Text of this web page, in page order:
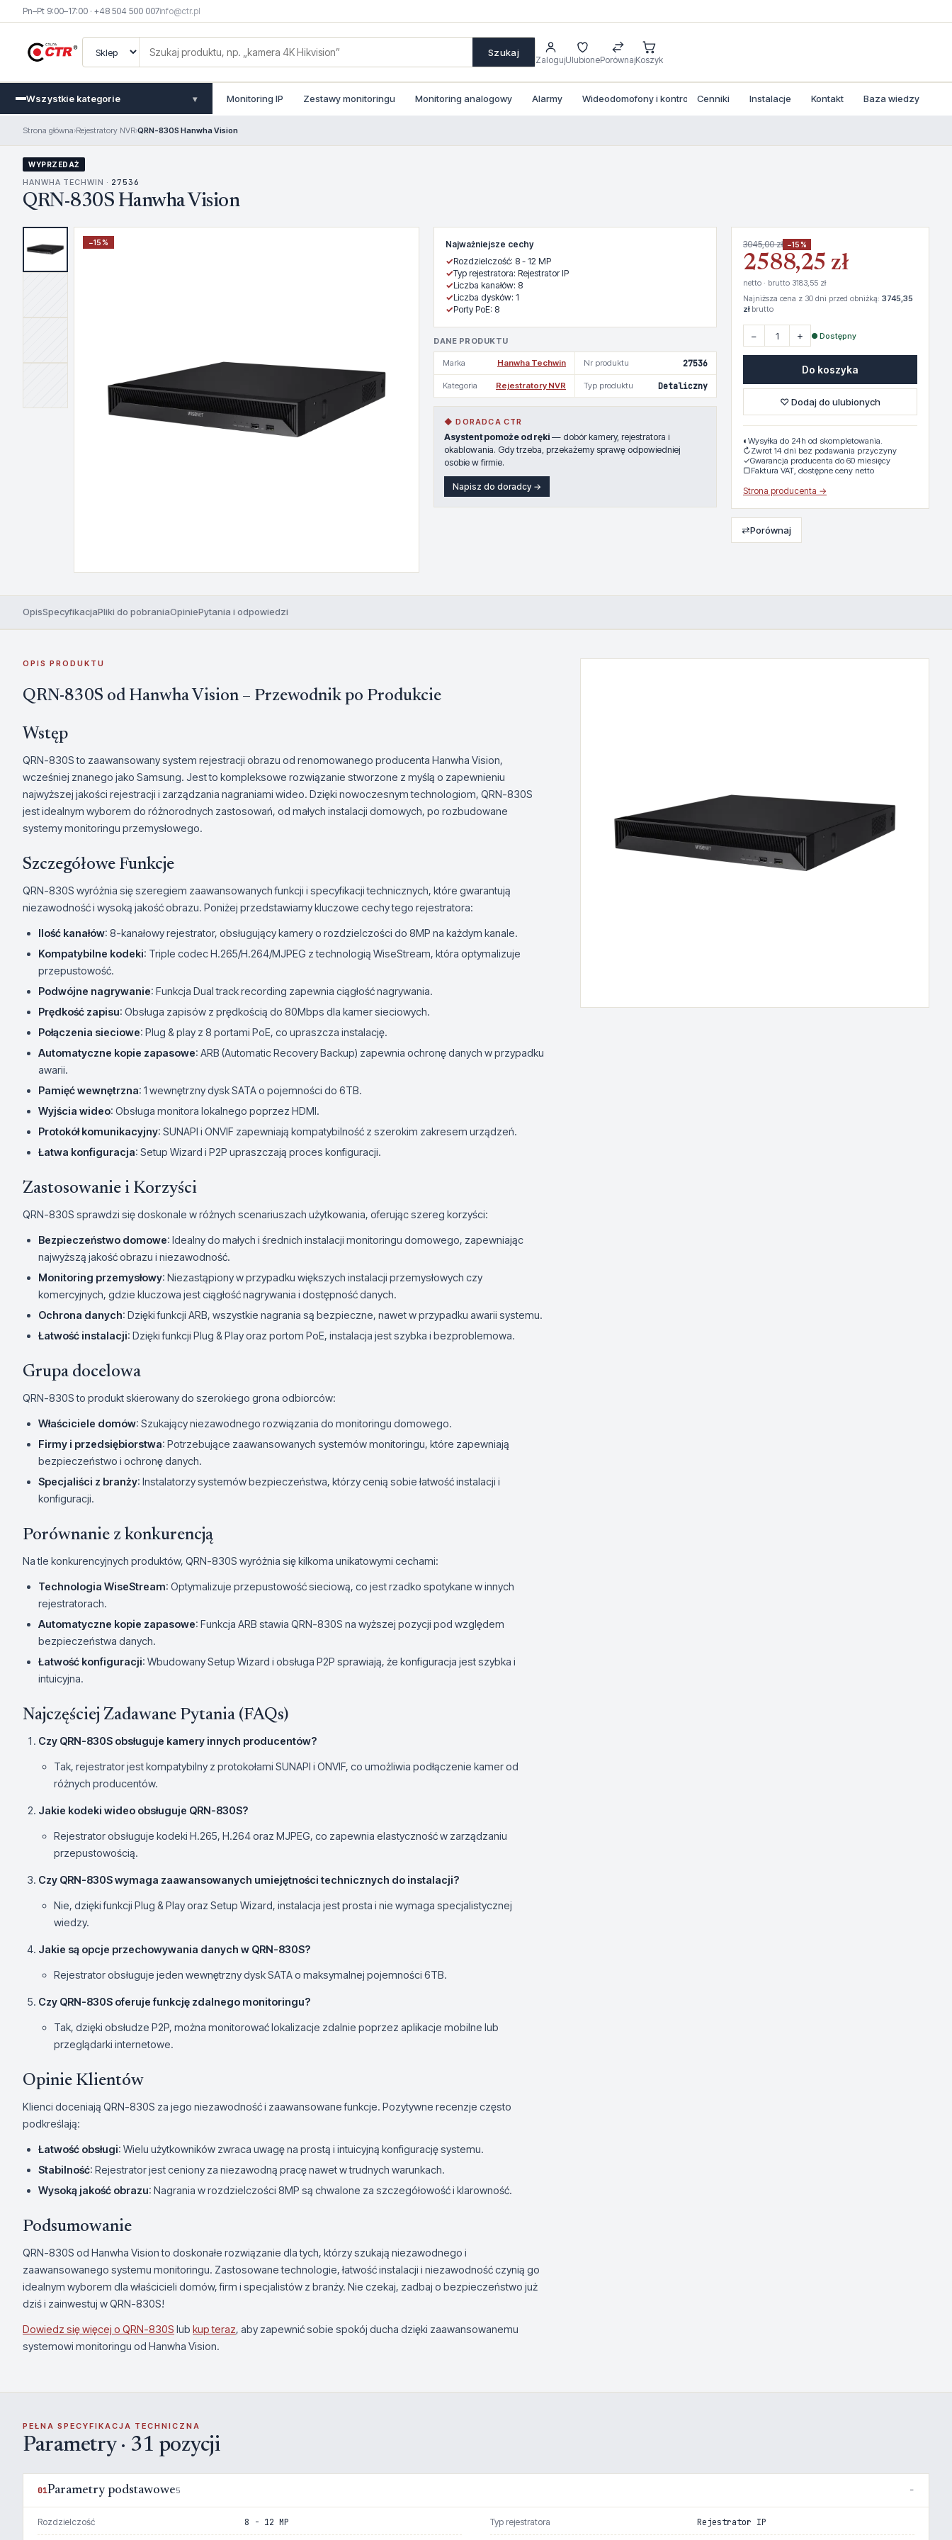
Pn–Pt 9:00–17:00 · +48 504 500 007info@ctr.pl
Szukaj
ZalogujUlubionePorównajKoszyk
Wszystkie kategorie ▾ Monitoring IP Zestawy monitoringu Monitoring analogowy Alarmy Wideodomofony i kontrola dostepu
Cenniki Instalacje Kontakt Baza wiedzy
Strona główna›Rejestratory NVR›QRN-830S Hanwha Vision
WYPRZEDAŻ
HANWHA TECHWIN · 27536
QRN-830S Hanwha Vision
−15%
Najważniejsze cechy
✓Rozdzielczość: 8 - 12 MP
✓Typ rejestratora: Rejestrator IP
✓Liczba kanałów: 8
✓Liczba dysków: 1
✓Porty PoE: 8
DANE PRODUKTU
Marka Hanwha Techwin Nr produktu 27536
Kategoria Rejestratory NVR Typ produktu Detaliczny
◆ DORADCA CTR
Asystent pomoże od ręki — dobór kamery, rejestratora i
okablowania. Gdy trzeba, przekażemy sprawę odpowiedniej
osobie w firmie.
Napisz do doradcy →
3045,00 zł −15%
2588,25 zł
netto · brutto 3183,55 zł
Najniższa cena z 30 dni przed obniżką: 3745,35
złbrutto
− + ● Dostępny
Do koszyka
♡ Dodaj do ulubionych
◐ Wysyłka do 24h od skompletowania.
↻Zwrot 14 dni bez podawania przyczyny
✓Gwarancja producenta do 60 miesięcy
▢Faktura VAT, dostępne ceny netto
Strona producenta →
⇄Porównaj
OpisSpecyfikacjaPliki do pobraniaOpiniePytania i odpowiedzi
OPIS PRODUKTU
QRN-830S od Hanwha Vision – Przewodnik po Produkcie
Wstęp
QRN-830S to zaawansowany system rejestracji obrazu od renomowanego producenta Hanwha Vision,
wcześniej znanego jako Samsung. Jest to kompleksowe rozwiązanie stworzone z myślą o zapewnieniu
najwyższej jakości rejestracji i zarządzania nagraniami wideo. Dzięki nowoczesnym technologiom, QRN-830S
jest idealnym wyborem do różnorodnych zastosowań, od małych instalacji domowych, po rozbudowane
systemy monitoringu przemysłowego.
Szczegółowe Funkcje
QRN-830S wyróżnia się szeregiem zaawansowanych funkcji i specyfikacji technicznych, które gwarantują
niezawodność i wysoką jakość obrazu. Poniżej przedstawiamy kluczowe cechy tego rejestratora:
Ilość kanałów: 8-kanałowy rejestrator, obsługujący kamery o rozdzielczości do 8MP na każdym kanale.
Kompatybilne kodeki: Triple codec H.265/H.264/MJPEG z technologią WiseStream, która optymalizuje
przepustowość.
Podwójne nagrywanie: Funkcja Dual track recording zapewnia ciągłość nagrywania.
Prędkość zapisu: Obsługa zapisów z prędkością do 80Mbps dla kamer sieciowych.
Połączenia sieciowe: Plug & play z 8 portami PoE, co upraszcza instalację.
Automatyczne kopie zapasowe: ARB (Automatic Recovery Backup) zapewnia ochronę danych w przypadku
awarii.
Pamięć wewnętrzna: 1 wewnętrzny dysk SATA o pojemności do 6TB.
Wyjścia wideo: Obsługa monitora lokalnego poprzez HDMI.
Protokół komunikacyjny: SUNAPI i ONVIF zapewniają kompatybilność z szerokim zakresem urządzeń.
Łatwa konfiguracja: Setup Wizard i P2P upraszczają proces konfiguracji.
Zastosowanie i Korzyści
QRN-830S sprawdzi się doskonale w różnych scenariuszach użytkowania, oferując szereg korzyści:
Bezpieczeństwo domowe: Idealny do małych i średnich instalacji monitoringu domowego, zapewniając
najwyższą jakość obrazu i niezawodność.
Monitoring przemysłowy: Niezastąpiony w przypadku większych instalacji przemysłowych czy
komercyjnych, gdzie kluczowa jest ciągłość nagrywania i dostępność danych.
Ochrona danych: Dzięki funkcji ARB, wszystkie nagrania są bezpieczne, nawet w przypadku awarii systemu.
Łatwość instalacji: Dzięki funkcji Plug & Play oraz portom PoE, instalacja jest szybka i bezproblemowa.
Grupa docelowa
QRN-830S to produkt skierowany do szerokiego grona odbiorców:
Właściciele domów: Szukający niezawodnego rozwiązania do monitoringu domowego.
Firmy i przedsiębiorstwa: Potrzebujące zaawansowanych systemów monitoringu, które zapewniają
bezpieczeństwo i ochronę danych.
Specjaliści z branży: Instalatorzy systemów bezpieczeństwa, którzy cenią sobie łatwość instalacji i
konfiguracji.
Porównanie z konkurencją
Na tle konkurencyjnych produktów, QRN-830S wyróżnia się kilkoma unikatowymi cechami:
Technologia WiseStream: Optymalizuje przepustowość sieciową, co jest rzadko spotykane w innych
rejestratorach.
Automatyczne kopie zapasowe: Funkcja ARB stawia QRN-830S na wyższej pozycji pod względem
bezpieczeństwa danych.
Łatwość konfiguracji: Wbudowany Setup Wizard i obsługa P2P sprawiają, że konfiguracja jest szybka i
intuicyjna.
Najczęściej Zadawane Pytania (FAQs)
Czy QRN-830S obsługuje kamery innych producentów?
Tak, rejestrator jest kompatybilny z protokołami SUNAPI i ONVIF, co umożliwia podłączenie kamer od
różnych producentów.
Jakie kodeki wideo obsługuje QRN-830S?
Rejestrator obsługuje kodeki H.265, H.264 oraz MJPEG, co zapewnia elastyczność w zarządzaniu
przepustowością.
Czy QRN-830S wymaga zaawansowanych umiejętności technicznych do instalacji?
Nie, dzięki funkcji Plug & Play oraz Setup Wizard, instalacja jest prosta i nie wymaga specjalistycznej
wiedzy.
Jakie są opcje przechowywania danych w QRN-830S?
Rejestrator obsługuje jeden wewnętrzny dysk SATA o maksymalnej pojemności 6TB.
Czy QRN-830S oferuje funkcję zdalnego monitoringu?
Tak, dzięki obsłudze P2P, można monitorować lokalizacje zdalnie poprzez aplikacje mobilne lub
przeglądarki internetowe.
Opinie Klientów
Klienci doceniają QRN-830S za jego niezawodność i zaawansowane funkcje. Pozytywne recenzje często
podkreślają:
Łatwość obsługi: Wielu użytkowników zwraca uwagę na prostą i intuicyjną konfigurację systemu.
Stabilność: Rejestrator jest ceniony za niezawodną pracę nawet w trudnych warunkach.
Wysoką jakość obrazu: Nagrania w rozdzielczości 8MP są chwalone za szczegółowość i klarowność.
Podsumowanie
QRN-830S od Hanwha Vision to doskonałe rozwiązanie dla tych, którzy szukają niezawodnego i
zaawansowanego systemu monitoringu. Zastosowane technologie, łatwość instalacji i niezawodność czynią go
idealnym wyborem dla właścicieli domów, firm i specjalistów z branży. Nie czekaj, zadbaj o bezpieczeństwo już
dziś i zainwestuj w QRN-830S!
Dowiedz się więcej o QRN-830S lub kup teraz, aby zapewnić sobie spokój ducha dzięki zaawansowanemu
systemowi monitoringu od Hanwha Vision.
PEŁNA SPECYFIKACJA TECHNICZNA
Parametry · 31 pozycji
01Parametry podstawowe5
Rozdzielczość 8 - 12 MP Typ rejestratora Rejestrator IP